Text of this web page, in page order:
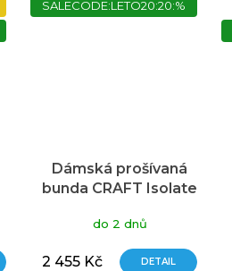
SALECODE:LETO20:20:%
Dámská prošívaná
bunda CRAFT Isolate
do 2 dnů
2 455 Kč DETAIL